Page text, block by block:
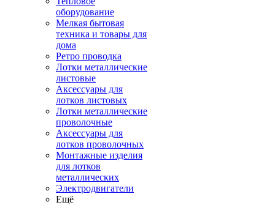
оборудование
Мелкая бытовая
техника и товары для
дома
Ретро проводка
Лотки металлические
листовые
Аксессуары для
лотков листовых
Лотки металлические
проволочные
Аксессуары для
лотков проволочных
Монтажные изделия
для лотков
металлических
Электродвигатели
Ещё